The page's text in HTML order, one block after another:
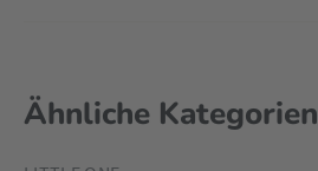
Ähnliche Kategorien